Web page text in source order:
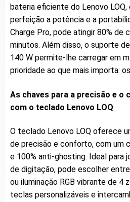
bateria eficiente do Lenovo LOQ,
perfeição a potência e a
Charge Pro, pode atingir 80% de
minutos. Além disso, o suporte
140 W permite-lhe carregar em
prioridade ao que mais importa:
As chaves para a precisão e
com o teclado Lenovo LOQ
O teclado Lenovo LOQ oferece
de precisão e conforto, com um
e 100% anti-ghosting. Ideal para
de digitação, pode escolher
ou iluminação RGB vibrante de 4
teclas personalizáveis e